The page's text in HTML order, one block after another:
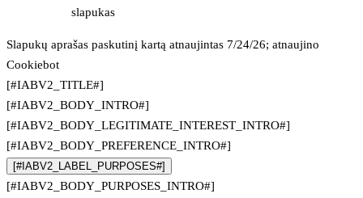
slapukas
Slapukų aprašas paskutinį kartą atnaujintas 7/24/26; atnaujino
Cookiebot
[#IABV2_TITLE#]
[#IABV2_BODY_INTRO#]
[#IABV2_BODY_LEGITIMATE_INTEREST_INTRO#]
[#IABV2_BODY_PREFERENCE_INTRO#]
[#IABV2_LABEL_PURPOSES#]
[#IABV2_BODY_PURPOSES_INTRO#]